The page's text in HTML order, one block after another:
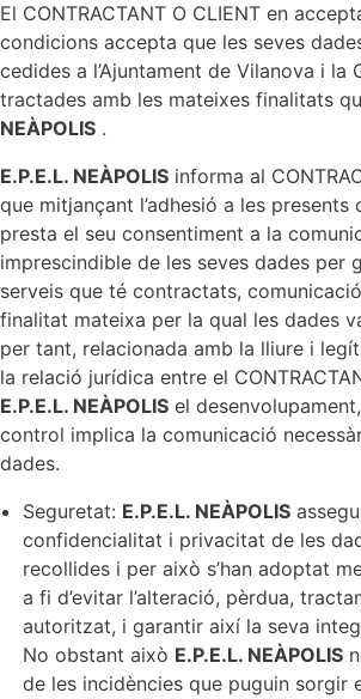
El CONTRACTANT O CLIENT en
condicions accepta que les seves
cedides a l’Ajuntament de Vilanova i la
tractades amb les mateixes finalitats
NEÀPOLIS .
E.P.E.L. NEÀPOLIS informa al
que mitjançant l’adhesió a les presents
presta el seu consentiment a la
imprescindible de les seves dades per
serveis que té contractats,
finalitat mateixa per la qual les dades
per tant, relacionada amb la lliure i
la relació jurídica entre el
E.P.E.L. NEÀPOLIS el
control implica la comunicació
dades.
Seguretat: E.P.E.L. NEÀPOLIS
confidencialitat i privacitat de les
recollides i per això s’han adoptat
a fi d’evitar l’alteració, pèrdua,
autoritzat, i garantir així la seva
No obstant això E.P.E.L. NEÀPOLIS
de les incidències que puguin sorgir